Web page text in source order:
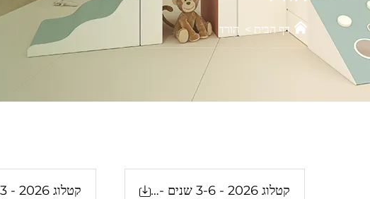
דף הבית > הורד
קטלוג 2026 - 3-6 שנים - בית ספר יסודי